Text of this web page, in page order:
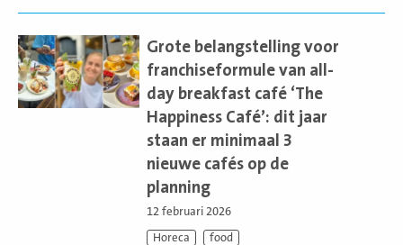
meer
Grote belangstelling voor
franchiseformule van all-
day breakfast café ‘The
Happiness Café’: dit jaar
staan er minimaal 3
nieuwe cafés op de
planning
12 februari 2026
Horeca
food